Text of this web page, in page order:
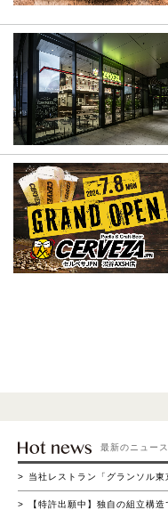
最新のニュース
当社レストラン「グランソル東京 渋谷ミヤシタパ
【特許出願中】独自の組立構造で設営効率を向上、